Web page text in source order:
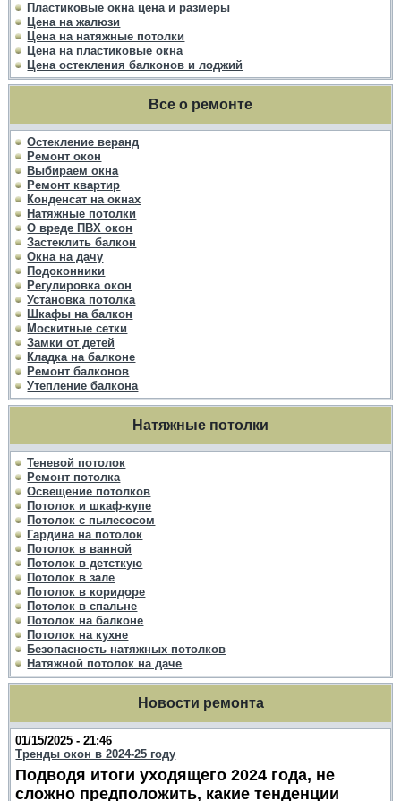
Пластиковые окна цена и размеры
Цена на жалюзи
Цена на натяжные потолки
Цена на пластиковые окна
Цена остекления балконов и лоджий
Все о ремонте
Остекление веранд
Ремонт окон
Выбираем окна
Ремонт квартир
Конденсат на окнах
Натяжные потолки
О вреде ПВХ окон
Застеклить балкон
Окна на дачу
Подоконники
Регулировка окон
Установка потолка
Шкафы на балкон
Москитные сетки
Замки от детей
Кладка на балконе
Ремонт балконов
Утепление балкона
Натяжные потолки
Теневой потолок
Ремонт потолка
Освещение потолков
Потолок и шкаф-купе
Потолок с пылесосом
Гардина на потолок
Потолок в ванной
Потолок в детсткую
Потолок в зале
Потолок в коридоре
Потолок в спальне
Потолок на балконе
Потолок на кухне
Безопасность натяжных потолков
Натяжной потолок на даче
Новости ремонта
01/15/2025 - 21:46
Тренды окон в 2024-25 году
Подводя итоги уходящего 2024 года, не
сложно предположить, какие тенденции